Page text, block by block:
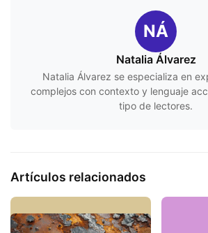
NÁ
Natalia Álvarez
Natalia Álvarez se especializa en
complejos con contexto y lenguaje
tipo de lectores.
Artículos relacionados